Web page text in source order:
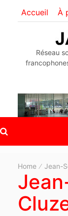
Accueil À
Réseau
Home Jean-